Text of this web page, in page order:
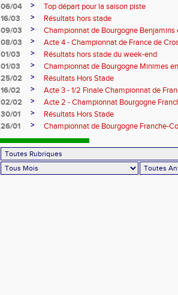
06/04
>
Top départ pour la saison piste
16/03
>
Résultats hors stade
09/03
>
Championnat de Bourgogne Benjamins
08/03
>
Acte 4 - Championnat de France de
01/03
>
Résultats hors stade du week-end
01/03
>
Championnat de Bourgogne Minimes
25/02
>
Résultats Hors Stade
16/02
>
Acte 3 - 1/2 Finale Championnat de
02/02
>
Acte 2 - Championnat Bourgogne
30/01
>
Résultats Hors Stade
26/01
> Championnat de Bourgogne Franche-